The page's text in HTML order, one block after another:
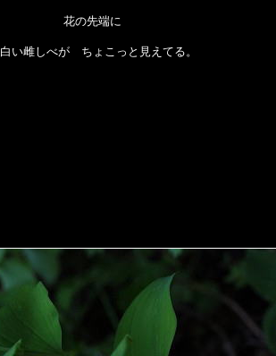
花の先端に
白い雌しべが ちょこっと見えてる。